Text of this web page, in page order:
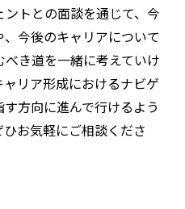
トとの面談を通じて、今
今後のキャリアについて
き道を一緒に考えていけ
リア形成におけるナビゲ
方向に進んで行けるよう
お気軽にご相談くださ